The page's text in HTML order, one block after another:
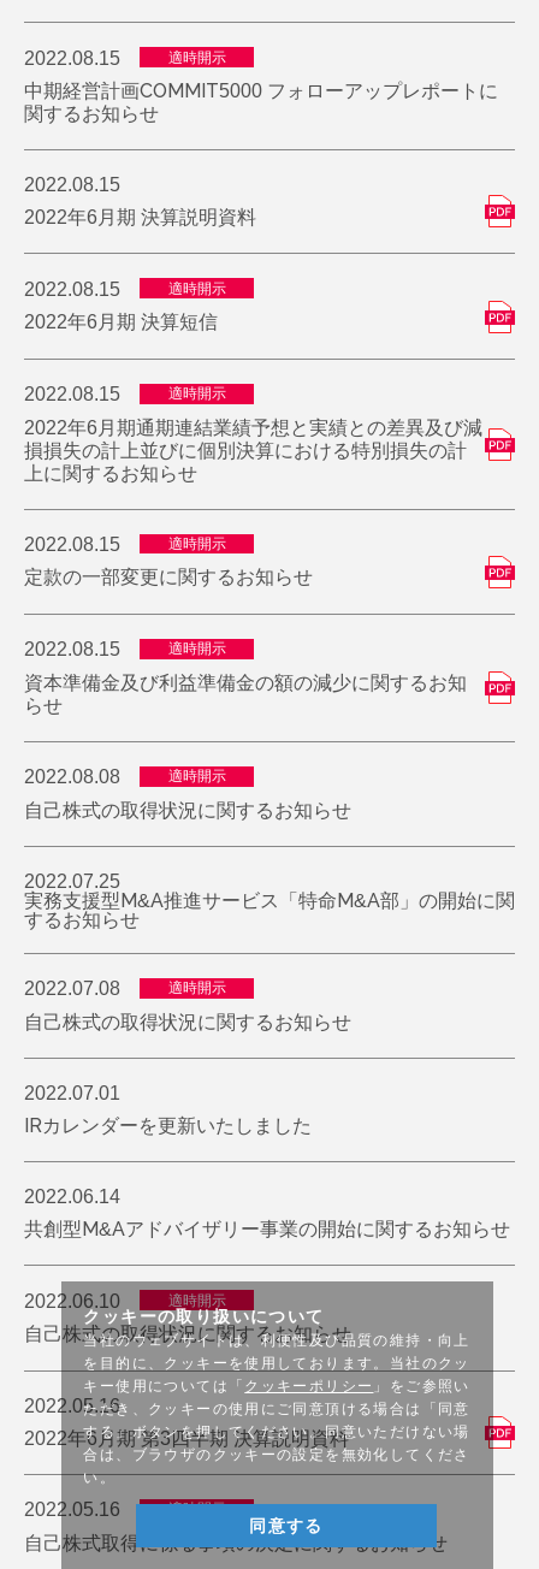
2022.08.15 適時開示
中期経営計画COMMIT5000 フォローアップレポートに
関するお知らせ
2022.08.15
2022年6月期 決算説明資料
2022.08.15 適時開示
2022年6月期 決算短信
2022.08.15 適時開示
2022年6月期通期連結業績予想と実績との差異及び減
損損失の計上並びに個別決算における特別損失の計
上に関するお知らせ
2022.08.15 適時開示
定款の一部変更に関するお知らせ
2022.08.15 適時開示
資本準備金及び利益準備金の額の減少に関するお知
らせ
2022.08.08 適時開示
自己株式の取得状況に関するお知らせ
2022.07.25
実務支援型M&A推進サービス「特命M&A部」の開始に関
するお知らせ
2022.07.08 適時開示
自己株式の取得状況に関するお知らせ
2022.07.01
IRカレンダーを更新いたしました
2022.06.14
共創型M&Aアドバイザリー事業の開始に関するお知らせ
2022.06.10 適時開示
自己株式の取得状況に関するお知らせ
2022.05.16
2022年6月期 第3四半期 決算説明資料
2022.05.16 適時開示
自己株式取得に係る事項の決定に関するお知らせ
クッキーの取り扱いについて
当社のウェブサイトは、利便性及び品質の維持・向上
を目的に、クッキーを使用しております。当社のクッ
キー使用については「 クッキーポリシー 」をご参照い
ただき、クッキーの使用にご同意頂ける場合は「同意
する」ボタンを押してください。同意いただけない場
合は、ブラウザのクッキーの設定を無効化してくださ
い。
同意する